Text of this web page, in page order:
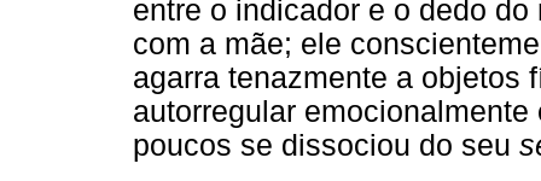
entre o indicador e o dedo
com a mãe; ele
agarra tenazmente a objetos
autorregular
poucos se dissociou do seu